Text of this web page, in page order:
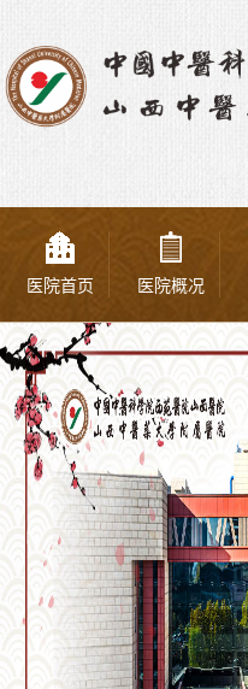
医院首页 医院概况